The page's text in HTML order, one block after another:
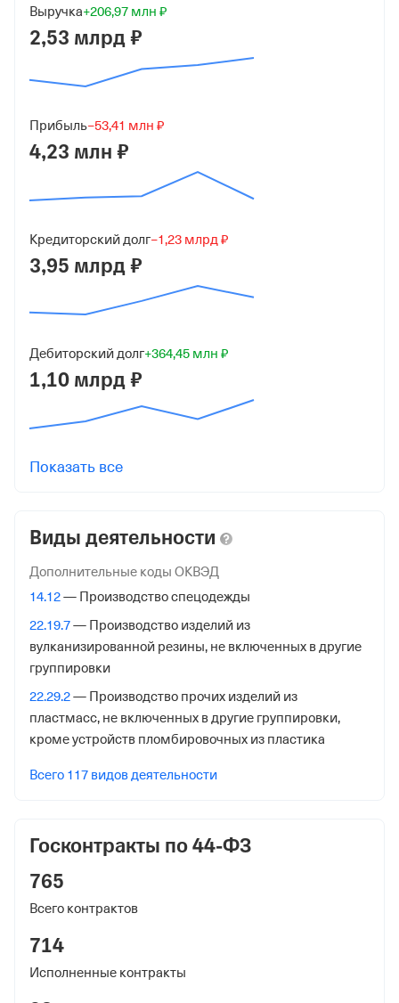
Юридический адрес
390000, г Рязань, ул Право-Лыбедская, д 40, помещ
ОГРН
от 30 сентября 2002
КПП
620001001
Регистрация ФНС
20 июня 2025
Управление Федеральной Налоговой Службы по
Внебюджетные фонды
Регистрационный номер в ПФР
1325797445
Дата регистрации
1 июля 2025
Наименование территориального органа
Отделение Фонда Пенсионного и Социального
Страхования Российской Федерации по Рязанской
1325797445
Дата регистрации
1 июля 2025
Наименование территориального органа
Отделение Фонда Пенсионного и Социального
Выручка+206,97 млн ₽
2,53 млрд ₽
Прибыль−53,41 млн ₽
4,23 млн ₽
Кредиторский долг−1,23 млрд ₽
3,95 млрд ₽
Дебиторский долг+364,45 млн ₽
1,10 млрд ₽
Показать все
Виды деятельности
Дополнительные коды ОКВЭД
14.12— Производство спецодежды
22.19.7— Производство изделий из
вулканизированной резины, не включенных в другие
группировки
22.29.2— Производство прочих изделий из
пластмасс, не включенных в другие группировки,
кроме устройств пломбировочных из пластика
Всего 117 видов деятельности
Госконтракты по 44-ФЗ
765
Всего контрактов
714
Исполненные контракты